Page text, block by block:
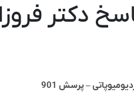
دکتر
– پرسش 901